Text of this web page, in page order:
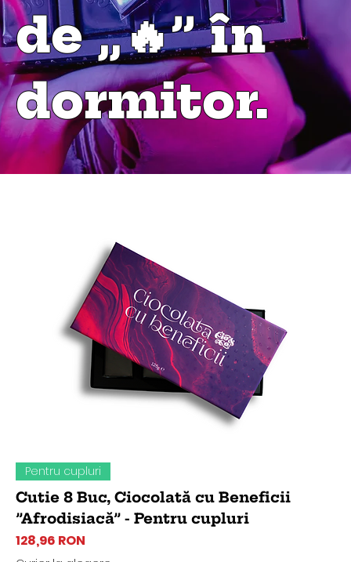
Pentru cupluri
Cutie 8 Buc, Ciocolată cu Beneficii
”Afrodisiacă” - Pentru cupluri
Preț
128,96 RON
de „🔥” în
dormitor.